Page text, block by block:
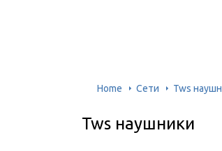
Home Сети Tws
Tws наушники